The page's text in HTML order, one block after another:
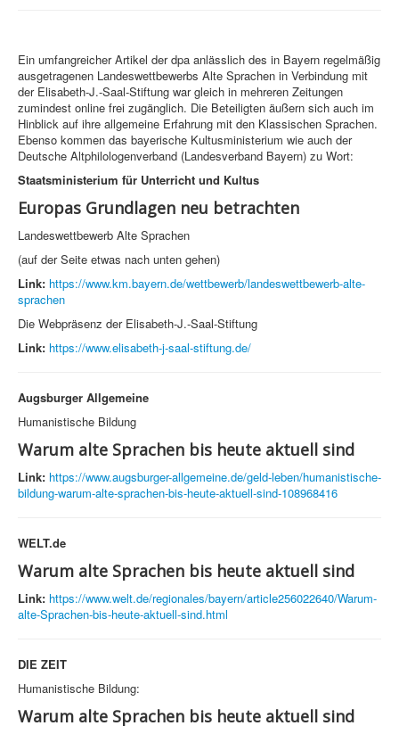
Ein umfangreicher Artikel der dpa anlässlich des in Bayern regelmäßig
ausgetragenen Landeswettbewerbs Alte Sprachen in Verbindung mit
der Elisabeth-J.-Saal-Stiftung war gleich in mehreren Zeitungen
zumindest online frei zugänglich. Die Beteiligten äußern sich auch im
Hinblick auf ihre allgemeine Erfahrung mit den Klassischen Sprachen.
Ebenso kommen das bayerische Kultusministerium wie auch der
Deutsche Altphilologenverband (Landesverband Bayern) zu Wort:
Staatsministerium für Unterricht und Kultus
Europas Grundlagen neu betrachten
Landeswettbewerb Alte Sprachen
(auf der Seite etwas nach unten gehen)
Link: https://www.km.bayern.de/wettbewerb/landeswettbewerb-alte-
sprachen
Die Webpräsenz der Elisabeth-J.-Saal-Stiftung
Link: https://www.elisabeth-j-saal-stiftung.de/
Augsburger Allgemeine
Humanistische Bildung
Warum alte Sprachen bis heute aktuell sind
Link: https://www.augsburger-allgemeine.de/geld-leben/humanistische-
bildung-warum-alte-sprachen-bis-heute-aktuell-sind-108968416
WELT.de
Warum alte Sprachen bis heute aktuell sind
Link: https://www.welt.de/regionales/bayern/article256022640/Warum-
alte-Sprachen-bis-heute-aktuell-sind.html
DIE ZEIT
Humanistische Bildung:
Warum alte Sprachen bis heute aktuell sind